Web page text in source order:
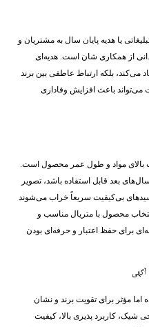
یا هدیه پایان سال به مشتریان و
از همکاری ‌شان است. هدیه‌ای
می‌کند، بلکه ارتباط عاطفی بین برند
باعث افزایش وفاداری
بالای مواد و طول عمر محصول است.
بعد قابل استفاده باشد، تصویر
بی‌کیفیت سریعاً خراب می‌شوند
محصول با متریال مناسب و
برای حفظ اعتبار و حرفه‌ای بودن
آگهی
اما مؤثر برای تقویت برند و نشان
کاربرد پذیری بالا، کیفیت